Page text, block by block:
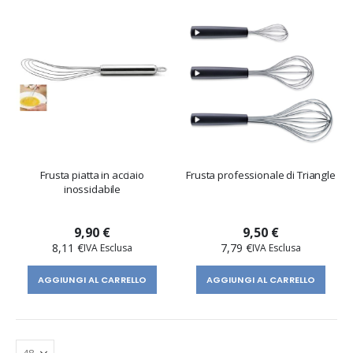
Frusta piatta in acciaio
inossidabile
9,90 €
8,11 €
AGGIUNGI AL CARRELLO
Frusta professionale di Triangle
9,50 €
7,79 €
AGGIUNGI AL CARRELLO